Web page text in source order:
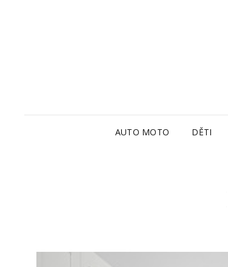
AUTO MOTO DĚTI